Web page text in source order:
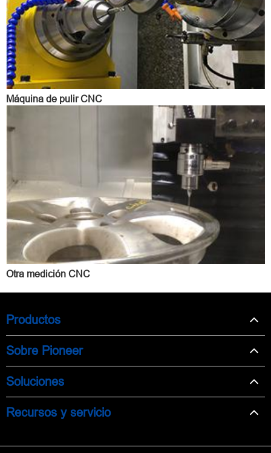
Máquina de pulir CNC
Otra medición CNC
Productos
Sobre Pioneer
Soluciones
Recursos y servicio